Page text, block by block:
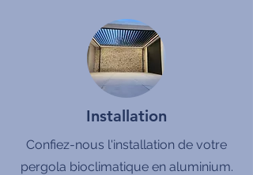
Installation
Confiez-nous l'installation de votre
pergola bioclimatique en aluminium.